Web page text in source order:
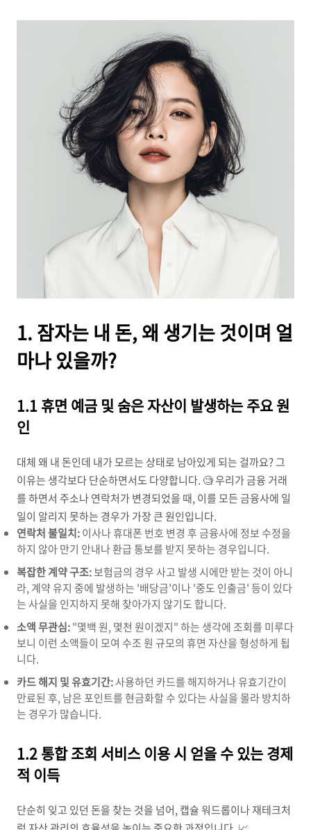
1. 잠자는 내 돈, 왜 생기는 것이며 얼
마나 있을까?
1.1 휴면 예금 및 숨은 자산이 발생하는 주요 원
인
대체 왜 내 돈인데 내가 모르는 상태로 남아있게 되는 걸까요? 그
이유는 생각보다 단순하면서도 다양합니다. 🧐 우리가 금융 거래
를 하면서 주소나 연락처가 변경되었을 때, 이를 모든 금융사에 일
일이 알리지 못하는 경우가 가장 큰 원인입니다.
연락처 불일치:이사나 휴대폰 번호 변경 후 금융사에 정보 수정을
하지 않아 만기 안내나 환급 통보를 받지 못하는 경우입니다.
복잡한 계약 구조:보험금의 경우 사고 발생 시에만 받는 것이 아니
라, 계약 유지 중에 발생하는 '배당금'이나 '중도 인출금' 등이 있다
는 사실을 인지하지 못해 찾아가지 않기도 합니다.
소액 무관심:"몇백 원, 몇천 원이겠지" 하는 생각에 조회를 미루다
보니 이런 소액들이 모여 수조 원 규모의 휴면 자산을 형성하게 됩
니다.
카드 해지 및 유효기간:사용하던 카드를 해지하거나 유효기간이
만료된 후, 남은 포인트를 현금화할 수 있다는 사실을 몰라 방치하
는 경우가 많습니다.
1.2 통합 조회 서비스 이용 시 얻을 수 있는 경제
적 이득
단순히 잊고 있던 돈을 찾는 것을 넘어, 캡슐 워드롭이나 재테크처